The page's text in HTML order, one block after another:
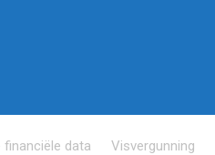
financiële data Visvergunning